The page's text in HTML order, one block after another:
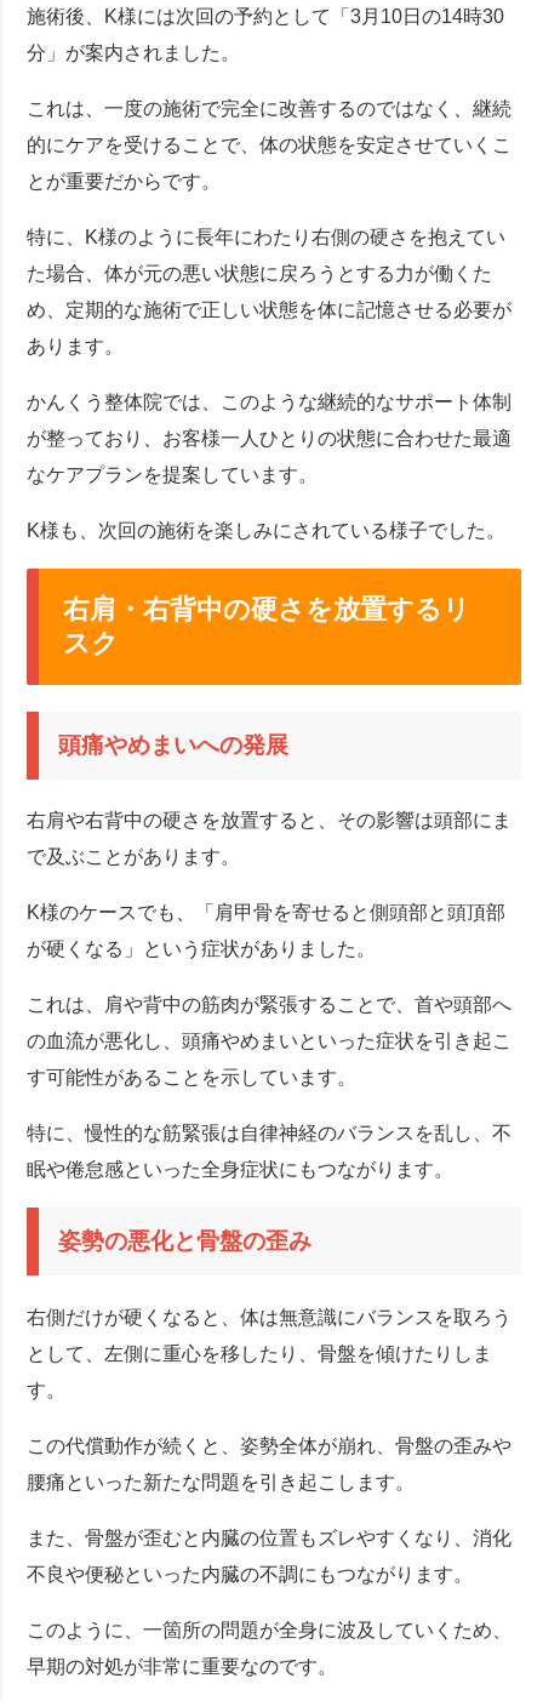
施術後、K様には次回の予約として「3月10日の14時30
分」が案内されました。
これは、一度の施術で完全に改善するのではなく、継続
的にケアを受けることで、体の状態を安定させていくこ
とが重要だからです。
特に、K様のように長年にわたり右側の硬さを抱えてい
た場合、体が元の悪い状態に戻ろうとする力が働くた
め、定期的な施術で正しい状態を体に記憶させる必要が
あります。
かんくう整体院では、このような継続的なサポート体制
が整っており、お客様一人ひとりの状態に合わせた最適
なケアプランを提案しています。
K様も、次回の施術を楽しみにされている様子でした。
右肩・右背中の硬さを放置するリ
スク
頭痛やめまいへの発展
右肩や右背中の硬さを放置すると、その影響は頭部にま
で及ぶことがあります。
K様のケースでも、「肩甲骨を寄せると側頭部と頭頂部
が硬くなる」という症状がありました。
これは、肩や背中の筋肉が緊張することで、首や頭部へ
の血流が悪化し、頭痛やめまいといった症状を引き起こ
す可能性があることを示しています。
特に、慢性的な筋緊張は自律神経のバランスを乱し、不
眠や倦怠感といった全身症状にもつながります。
姿勢の悪化と骨盤の歪み
右側だけが硬くなると、体は無意識にバランスを取ろう
として、左側に重心を移したり、骨盤を傾けたりしま
す。
この代償動作が続くと、姿勢全体が崩れ、骨盤の歪みや
腰痛といった新たな問題を引き起こします。
また、骨盤が歪むと内臓の位置もズレやすくなり、消化
不良や便秘といった内臓の不調にもつながります。
このように、一箇所の問題が全身に波及していくため、
早期の対処が非常に重要なのです。